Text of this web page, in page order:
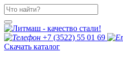
+7 (3522) 55 01 69
Скачать каталог